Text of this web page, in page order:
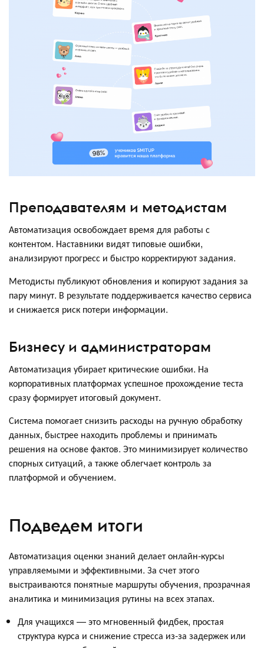
Преподавателям и методистам
Автоматизация освобождает время для работы с
контентом. Наставники видят типовые ошибки,
анализируют прогресс и быстро корректируют задания.
Методисты публикуют обновления и копируют задания за
пару минут. В результате поддерживается качество сервиса
и снижается риск потери информации.
Бизнесу и администраторам
Автоматизация убирает критические ошибки. На
корпоративных платформах успешное прохождение теста
сразу формирует итоговый документ.
Система помогает снизить расходы на ручную обработку
данных, быстрее находить проблемы и принимать
решения на основе фактов. Это минимизирует количество
спорных ситуаций, а также облегчает контроль за
платформой и обучением.
Подведем итоги
Автоматизация оценки знаний делает онлайн-курсы
управляемыми и эффективными. За счет этого
выстраиваются понятные маршруты обучения, прозрачная
аналитика и минимизация рутины на всех этапах.
Для учащихся — это мгновенный фидбек, простая
структура курса и снижение стресса из-за задержек или